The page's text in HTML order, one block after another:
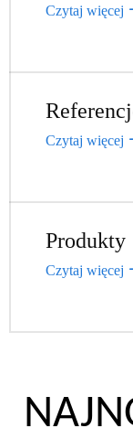
Czytaj więcej
Czytaj więcej
Produkty
Czytaj więcej